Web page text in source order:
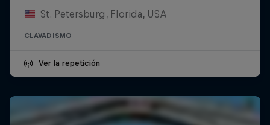
St. Petersburg, Florida, USA
CLAVADISMO
Ver la repetición